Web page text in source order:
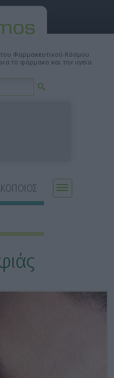
Φαρμακευτικού Κόσμου.
το φάρμακο και την υγεία.
ΑΡΘΡΩΝ: